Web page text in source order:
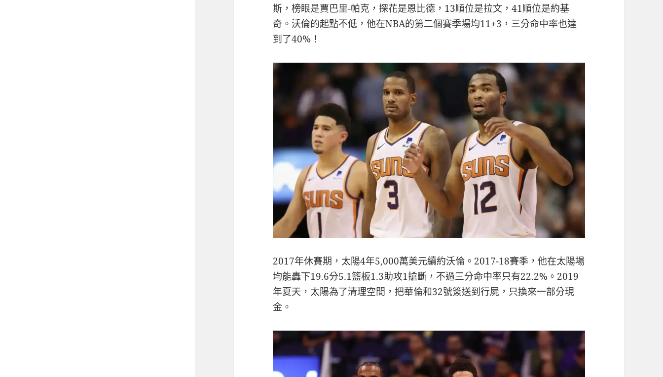
斯，榜眼是賈巴里-帕克，探花是恩比德，13順位是拉文，41順位是約基
奇。沃倫的起點不低，他在NBA的第二個賽季場均11+3，三分命中率也達
到了40%！
2017年休賽期，太陽4年5,000萬美元續約沃倫。2017-18賽季，他在太陽場
均能轟下19.6分5.1籃板1.3助攻1搶斷，不過三分命中率只有22.2%。2019
年夏天，太陽為了清理空間，把華倫和32號簽送到行屍，只換來一部分現
金。